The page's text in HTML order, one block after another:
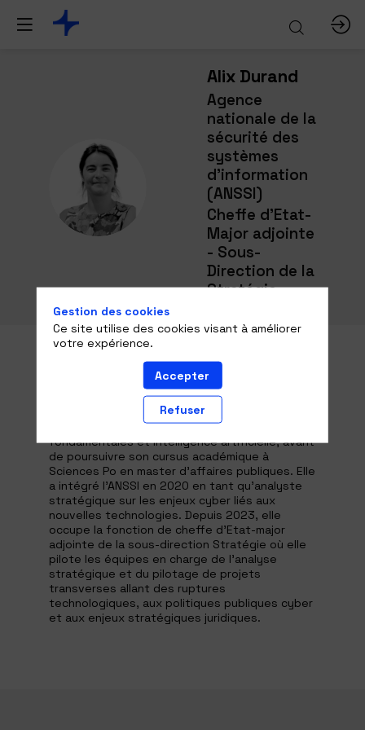
AD
Alix Durand
Agence
nationale de la
sécurité des
systèmes
d'information
(ANSSI)
Cheffe d'Etat-
Major adjointe
- Sous-
Direction de la
Stratégie
Ingénieure de formation initiale, Alix Durand
s’est spécialisée en mathématiques
fondamentales et intelligence artificielle, avant
de poursuivre son cursus académique à
Sciences Po en master d’affaires publiques. Elle
a intégré l’ANSSI en 2020 en tant qu’analyste
stratégique sur les enjeux cyber liés aux
nouvelles technologies. Depuis 2023, elle
occupe la fonction de cheffe d’Etat-major
adjointe de la sous-direction Stratégie où elle
pilote les équipes en charge de l’analyse
stratégique et du pilotage de projets
transverses allant des ruptures
technologiques, aux politiques publiques cyber
et aux enjeux stratégiques juridiques.
Gestion des cookies
Ce site utilise des cookies visant à améliorer
votre expérience.
Accepter
Refuser